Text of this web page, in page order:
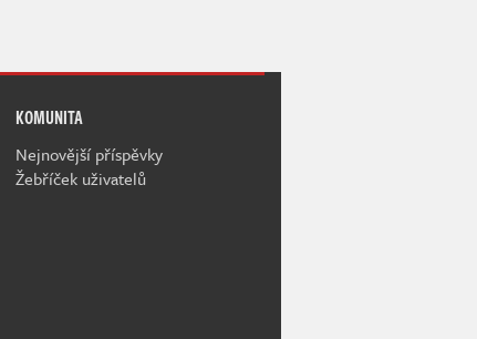
KOMUNITA
Nejnovější příspěvky
Žebříček uživatelů